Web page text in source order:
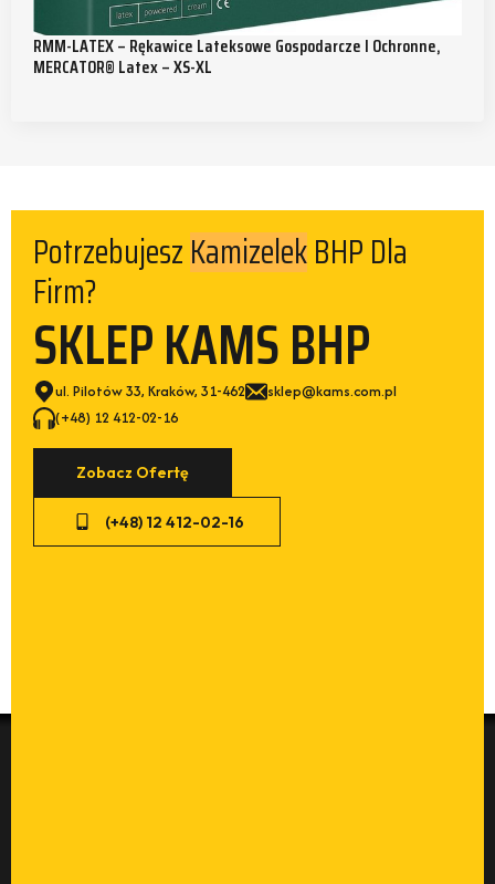
RMM-LATEX – Rękawice Lateksowe Gospodarcze I Ochronne,
MERCATOR® Latex – XS-XL
PotrzebujeszKamizelekBHP Dla
Firm?
SKLEP KAMS BHP
ul. Pilotów 33, Kraków, 31-462
sklep@kams.com.pl
(+48) 12 412-02-16
Zobacz Ofertę
(+48) 12 412-02-16